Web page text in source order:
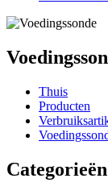
Thuis
Producten
Categorieën